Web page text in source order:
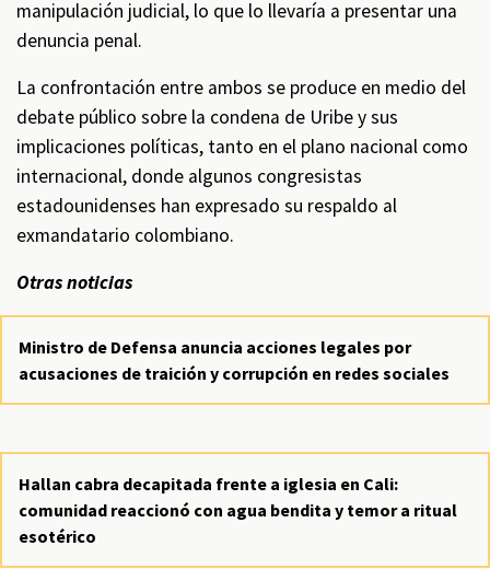
manipulación judicial, lo que lo llevaría a presentar una
denuncia penal.
La confrontación entre ambos se produce en medio del
debate público sobre la condena de Uribe y sus
implicaciones políticas, tanto en el plano nacional como
internacional, donde algunos congresistas
estadounidenses han expresado su respaldo al
exmandatario colombiano.
Otras noticias
Ministro de Defensa anuncia acciones legales por
acusaciones de traición y corrupción en redes sociales
Hallan cabra decapitada frente a iglesia en Cali:
comunidad reaccionó con agua bendita y temor a ritual
esotérico